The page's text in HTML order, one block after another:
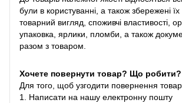
були в користуванні, а також збережені
товарний вигляд, споживчі властивості,
упаковка, ярлики, пломби, а також
разом з товаром.
Хочете повернути товар? Що робити?
Для того, щоб узгодити повернення
1. Написати на нашу електронну пошту